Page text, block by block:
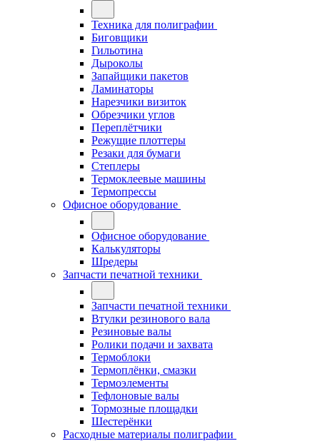
Техника для полиграфии
Биговщики
Гильотина
Дыроколы
Запайщики пакетов
Ламинаторы
Нарезчики визиток
Обрезчики углов
Переплётчики
Режущие плоттеры
Резаки для бумаги
Степлеры
Термоклеевые машины
Термопрессы
Офисное оборудование
Офисное оборудование
Калькуляторы
Шредеры
Запчасти печатной техники
Запчасти печатной техники
Втулки резинового вала
Резиновые валы
Ролики подачи и захвата
Термоблоки
Термоплёнки, смазки
Термоэлементы
Тефлоновые валы
Тормозные площадки
Шестерёнки
Расходные материалы полиграфии